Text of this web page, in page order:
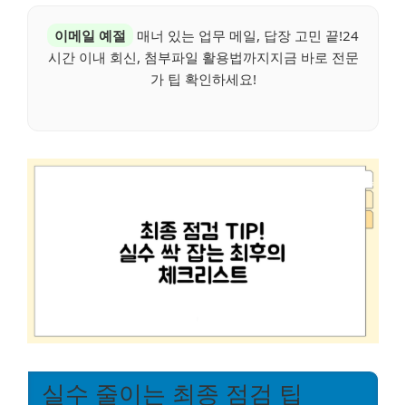
이메일 예절
매너 있는 업무 메일, 답장 고민 끝!24
시간 이내 회신, 첨부파일 활용법까지지금 바로 전문
가 팁 확인하세요!
실수 줄이는 최종 점검 팁